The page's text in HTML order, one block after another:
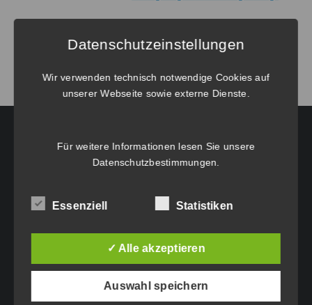
BricsCAD®
Netzwerk
Menge
HAUPTGESCHÄFTSSITZ:
Eichenweg 42
Tel.: +43 5412 63200
Datenschutzeinstellungen
Wir verwenden technisch notwendige Cookies auf
unserer Webseite sowie externe Dienste.
Für weitere Informationen lesen Sie unsere
Datenschutzbestimmungen
Essenziell Statistiken
✓ Alle akzeptieren
Auswahl speichern